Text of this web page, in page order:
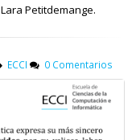
Petitdemange.
ECCI 0 Comentarios